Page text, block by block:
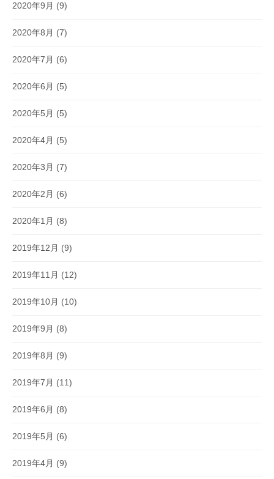
2020年9月 (9)
2020年8月 (7)
2020年7月 (6)
2020年6月 (5)
2020年5月 (5)
2020年4月 (5)
2020年3月 (7)
2020年2月 (6)
2020年1月 (8)
2019年12月 (9)
2019年11月 (12)
2019年10月 (10)
2019年9月 (8)
2019年8月 (9)
2019年7月 (11)
2019年6月 (8)
2019年5月 (6)
2019年4月 (9)